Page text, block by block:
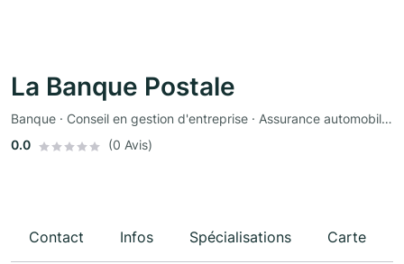
La Banque Postale
Banque · Conseil en gestion d'entreprise · Assurance automobile · Assurance
0.0
(0 Avis)
Contact Infos Spécialisations Carte